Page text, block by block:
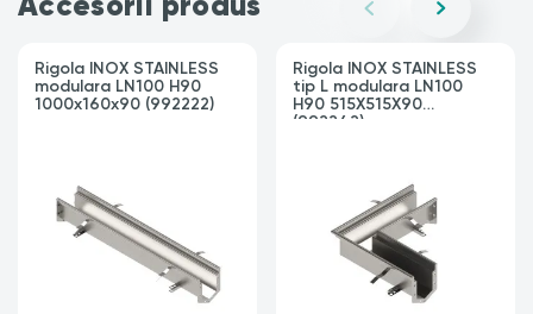
Rigola INOX STAINLESS
modulara LN100 H90
1000x160x90 (992222)
Rigola INOX STAINLESS
tip L modulara LN100
H90 515X515X90
(992242)